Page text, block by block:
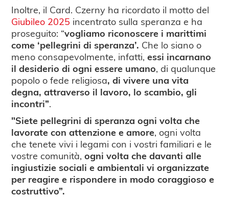
Inoltre, il Card. Czerny ha ricordato il motto del
Giubileo 2025 incentrato sulla speranza e ha
proseguito: “vogliamo riconoscere i marittimi
come ‘pellegrini di speranza’. Che lo siano o
meno consapevolmente, infatti,essi incarnano
il desiderio di ogni essere umano, di qualunque
popolo o fede religiosa, di vivere una vita
degna, attraverso il lavoro, lo scambio, gli
incontri”.
"Siete pellegrini di speranza ogni volta che
lavorate con attenzione e amore, ogni volta
che tenete vivi i legami con i vostri familiari e le
vostre comunità,ogni volta che davanti alle
ingiustizie sociali e ambientali vi organizzate
per reagire e rispondere in modo coraggioso e
costruttivo”.